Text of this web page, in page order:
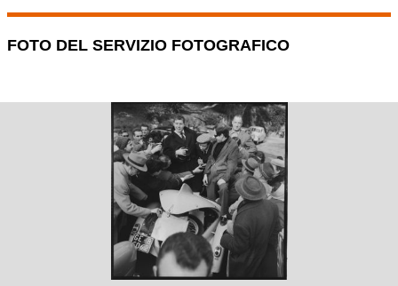
FOTO DEL SERVIZIO FOTOGRAFICO